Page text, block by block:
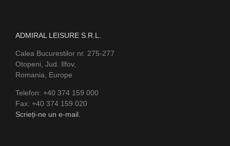
ADMIRAL LEISURE S.R.L.
Calea Bucurestilor nr. 275-277
Otopeni, Jud. Ilfov,
Romania, Europe
Telefon: +40 374 159 000
Fax: +40 374 159 020
Scrieți-ne un e-mail.